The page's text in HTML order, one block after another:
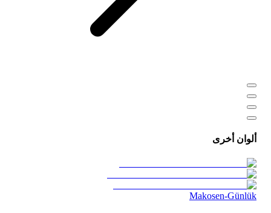
ألوان أخرى
Makosen-Günlük